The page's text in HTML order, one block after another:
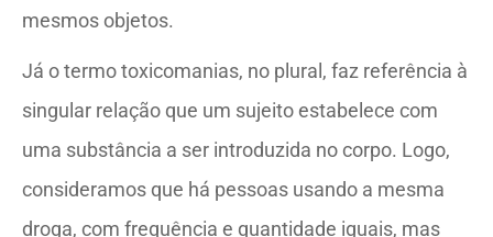
mesmos objetos.
Já o termo toxicomanias, no plural, faz referência à
singular relação que um sujeito estabelece com
uma substância a ser introduzida no corpo. Logo,
consideramos que há pessoas usando a mesma
droga, com frequência e quantidade iguais, mas